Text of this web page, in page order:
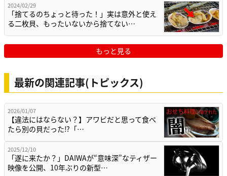
2024/02/29
「捨てるのちょっと待った！」実は意外と使え
る二枚貝、もったいないから捨てない…
もっと見る
最新の関連記事(トピックス)
2026/01/07
【違法にはならない？】アワビだと思って食べ
たら別の貝だった⁉「…
2025/12/10
「遂に来たか？」DAIWAが“意味深”なティザー
映像を公開、10年ぶりの新型…